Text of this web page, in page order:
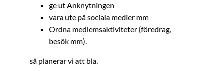
ge ut Anknytningen
vara ute på sociala medier mm
Ordna medlemsaktiviteter (föredrag,
besök mm).
så planerar vi att bla.